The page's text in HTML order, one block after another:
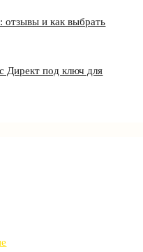
и как выбрать
Директ под ключ для